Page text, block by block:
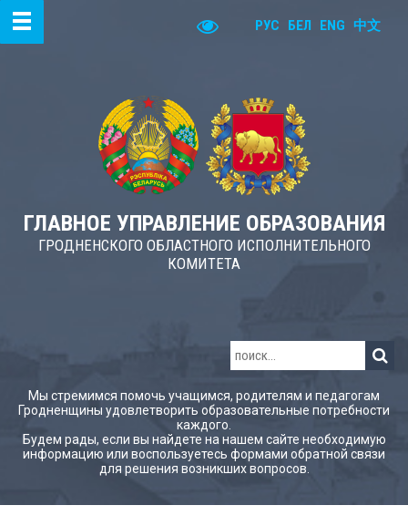
РУС БЕЛ ENG 中文
ГЛАВНОЕ УПРАВЛЕНИЕ ОБРАЗОВАНИЯ
ГРОДНЕНСКОГО ОБЛАСТНОГО ИСПОЛНИТЕЛЬНОГО
КОМИТЕТА
Мы стремимся помочь учащимся, родителям и педагогам
Гродненщины удовлетворить образовательные потребности
каждого.
Будем рады, если вы найдете на нашем сайте необходимую
информацию или воспользуетесь формами обратной связи
для решения возникших вопросов.